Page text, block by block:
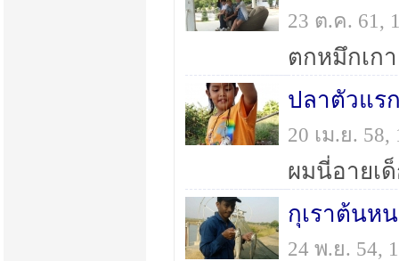
23 ต.ค. 61,
ปลาตัวแร
20 เม.ย.
ผมนี่อายเ
กุเราต้นห
24 พ.ย. 54,